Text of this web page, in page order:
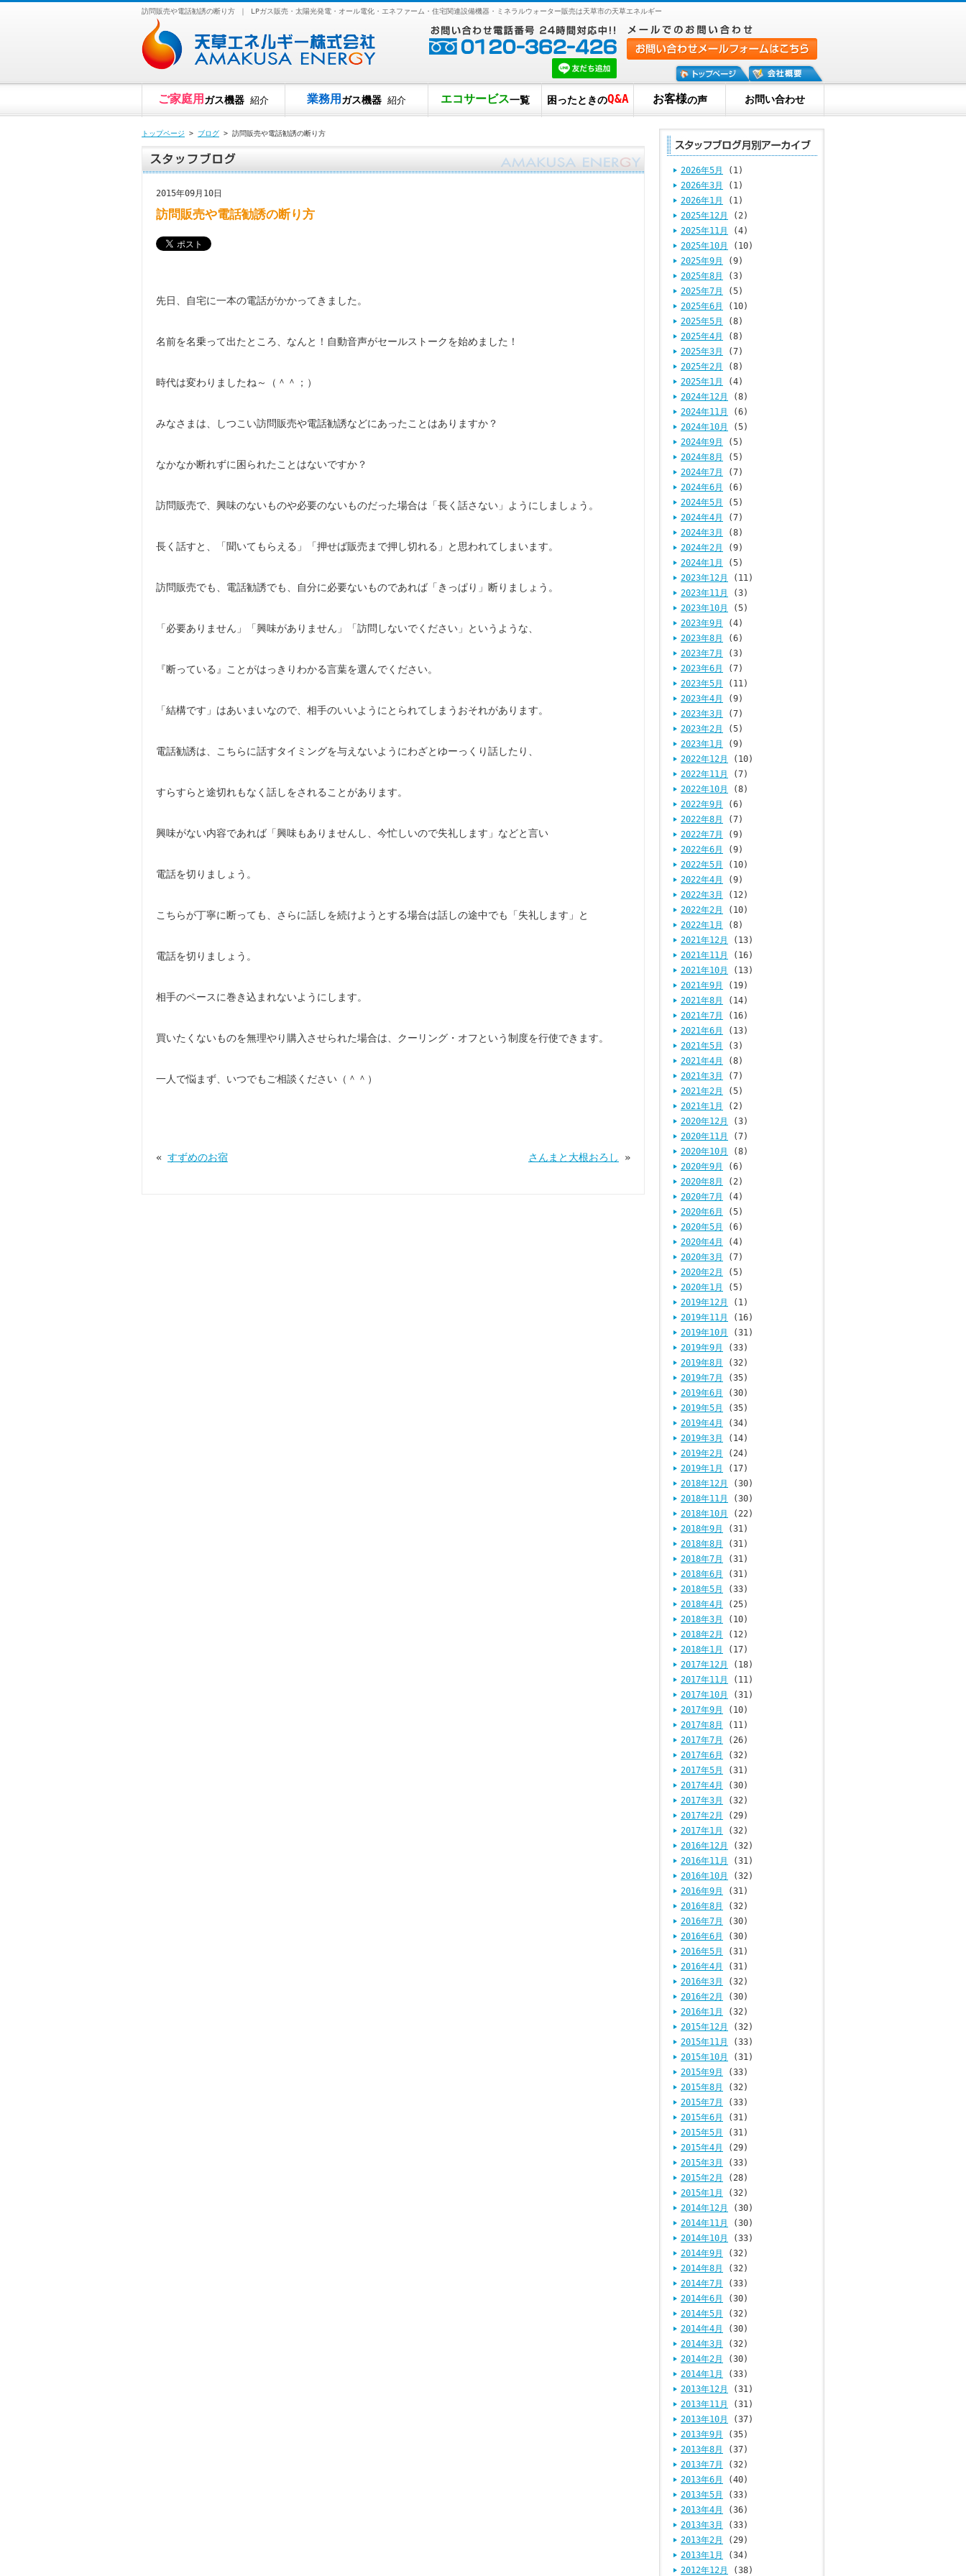
訪問販売や電話勧誘の断り方 ｜ LPガス販売・太陽光発電・オール電化・エネファーム・住宅関連設備機器・ミネラルウォーター販売は天草市の天草エネルギー
ご家庭用 ガス機器 紹介 業務用 ガス機器 紹介 エコサービス一覧 困ったときのQ&A お客様の声 お問い合わせ
トップページ > ブログ > 訪問販売や電話勧誘の断り方
2015年09月10日
訪問販売や電話勧誘の断り方
先日、自宅に一本の電話がかかってきました。
名前を名乗って出たところ、なんと！自動音声がセールストークを始めました！
時代は変わりましたね～（＾＾；）
みなさまは、しつこい訪問販売や電話勧誘などにあったことはありますか？
なかなか断れずに困られたことはないですか？
訪問販売で、興味のないものや必要のないものだった場合は「長く話さない」ようにしましょう。
長く話すと、「聞いてもらえる」「押せば販売まで押し切れる」と思われてしまいます。
訪問販売でも、電話勧誘でも、自分に必要ないものであれば「きっぱり」断りましょう。
「必要ありません」「興味がありません」「訪問しないでください」というような、
『断っている』ことがはっきりわかる言葉を選んでください。
「結構です」はあいまいなので、相手のいいようにとられてしまうおそれがあります。
電話勧誘は、こちらに話すタイミングを与えないようにわざとゆーっくり話したり、
すらすらと途切れもなく話しをされることがあります。
興味がない内容であれば「興味もありませんし、今忙しいので失礼します」などと言い
電話を切りましょう。
こちらが丁寧に断っても、さらに話しを続けようとする場合は話しの途中でも「失礼します」と
電話を切りましょう。
相手のペースに巻き込まれないようにします。
買いたくないものを無理やり購入させられた場合は、クーリング・オフという制度を行使できます。
一人で悩まず、いつでもご相談ください（＾＾）
« すずめのお宿 さんまと大根おろし »
2026年5月
(1)
2026年3月
(1)
2026年1月
(1)
2025年12月
(2)
2025年11月
(4)
2025年10月
(10)
2025年9月
(9)
2025年8月
(3)
2025年7月
(5)
2025年6月
(10)
2025年5月
(8)
2025年4月
(8)
2025年3月
(7)
2025年2月
(8)
2025年1月
(4)
2024年12月
(8)
2024年11月
(6)
2024年10月
(5)
2024年9月
(5)
2024年8月
(5)
2024年7月
(7)
2024年6月
(6)
2024年5月
(5)
2024年4月
(7)
2024年3月
(8)
2024年2月
(9)
2024年1月
(5)
2023年12月
(11)
2023年11月
(3)
2023年10月
(5)
2023年9月
(4)
2023年8月
(6)
2023年7月
(3)
2023年6月
(7)
2023年5月
(11)
2023年4月
(9)
2023年3月
(7)
2023年2月
(5)
2023年1月
(9)
2022年12月
(10)
2022年11月
(7)
2022年10月
(8)
2022年9月
(6)
2022年8月
(7)
2022年7月
(9)
2022年6月
(9)
2022年5月
(10)
2022年4月
(9)
2022年3月
(12)
2022年2月
(10)
2022年1月
(8)
2021年12月
(13)
2021年11月
(16)
2021年10月
(13)
2021年9月
(19)
2021年8月
(14)
2021年7月
(16)
2021年6月
(13)
2021年5月
(3)
2021年4月
(8)
2021年3月
(7)
2021年2月
(5)
2021年1月
(2)
2020年12月
(3)
2020年11月
(7)
2020年10月
(8)
2020年9月
(6)
2020年8月
(2)
2020年7月
(4)
2020年6月
(5)
2020年5月
(6)
2020年4月
(4)
2020年3月
(7)
2020年2月
(5)
2020年1月
(5)
2019年12月
(1)
2019年11月
(16)
2019年10月
(31)
2019年9月
(33)
2019年8月
(32)
2019年7月
(35)
2019年6月
(30)
2019年5月
(35)
2019年4月
(34)
2019年3月
(14)
2019年2月
(24)
2019年1月
(17)
2018年12月
(30)
2018年11月
(30)
2018年10月
(22)
2018年9月
(31)
2018年8月
(31)
2018年7月
(31)
2018年6月
(31)
2018年5月
(33)
2018年4月
(25)
2018年3月
(10)
2018年2月
(12)
2018年1月
(17)
2017年12月
(18)
2017年11月
(11)
2017年10月
(31)
2017年9月
(10)
2017年8月
(11)
2017年7月
(26)
2017年6月
(32)
2017年5月
(31)
2017年4月
(30)
2017年3月
(32)
2017年2月
(29)
2017年1月
(32)
2016年12月
(32)
2016年11月
(31)
2016年10月
(32)
2016年9月
(31)
2016年8月
(32)
2016年7月
(30)
2016年6月
(30)
2016年5月
(31)
2016年4月
(31)
2016年3月
(32)
2016年2月
(30)
2016年1月
(32)
2015年12月
(32)
2015年11月
(33)
2015年10月
(31)
2015年9月
(33)
2015年8月
(32)
2015年7月
(33)
2015年6月
(31)
2015年5月
(31)
2015年4月
(29)
2015年3月
(33)
2015年2月
(28)
2015年1月
(32)
2014年12月
(30)
2014年11月
(30)
2014年10月
(33)
2014年9月
(32)
2014年8月
(32)
2014年7月
(33)
2014年6月
(30)
2014年5月
(32)
2014年4月
(30)
2014年3月
(32)
2014年2月
(30)
2014年1月
(33)
2013年12月
(31)
2013年11月
(31)
2013年10月
(37)
2013年9月
(35)
2013年8月
(37)
2013年7月
(32)
2013年6月
(40)
2013年5月
(33)
2013年4月
(36)
2013年3月
(33)
2013年2月
(29)
2013年1月
(34)
2012年12月
(38)